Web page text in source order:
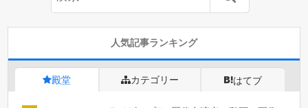
人気記事ランキング
殿堂 カテゴリー はてブ